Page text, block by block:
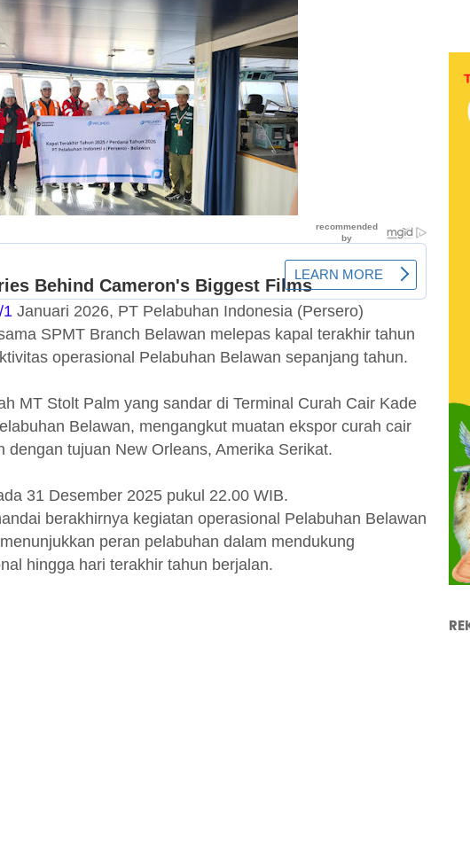
Januari 2026, PT Pelabuhan Indonesia (Persero)
SPMT Branch Belawan melepas kapal terakhir tahun
operasional Pelabuhan Belawan sepanjang tahun.
MT Stolt Palm yang sandar di Terminal Curah Cair Kade
Belawan, mengangkut muatan ekspor curah cair
dengan tujuan New Orleans, Amerika Serikat.
31 Desember 2025 pukul 22.00 WIB.
berakhirnya kegiatan operasional Pelabuhan Belawan
peran pelabuhan dalam mendukung
hingga hari terakhir tahun berjalan.